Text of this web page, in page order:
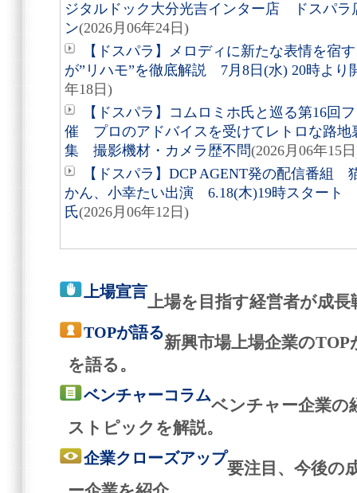
ジタルドック大分光吉インター店 ドスパ
ン(2026月06年24日)
【ドスパラ】メロディに新たな表情を
が”リハモ”を徹底解説 7月8日(水) 20時よ
年18日)
【ドスパラ】コムロミホ氏と巡る第16
催 プロのアドバイスを受けてレトロな路
集 撮影機材・カメラ歴不問(2026月06年15
【ドスパラ】DCP AGENT発の配信番組
かん、小幸たい出演 6.18(木)19時スタート
氏(2026月06年12日)
上場宣言
上場を目指す経営者が成
TOPが語る
新興市場上場企業の
を語る。
ベンチャーコラム
ベンチャー企業の
ストピックを解説。
企業クローズアップ
要注目、今後の